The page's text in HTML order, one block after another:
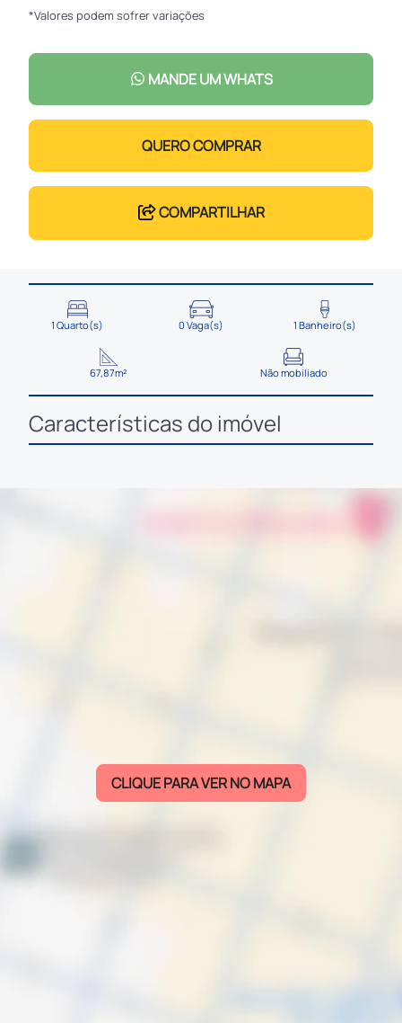
*Valores podem sofrer variações
MANDE UM WHATS
QUERO COMPRAR
COMPARTILHAR
1 Quarto(s) 0 Vaga(s) 1 Banheiro(s)
67,87m² Não mobiliado
Características do imóvel
CLIQUE PARA VER NO MAPA